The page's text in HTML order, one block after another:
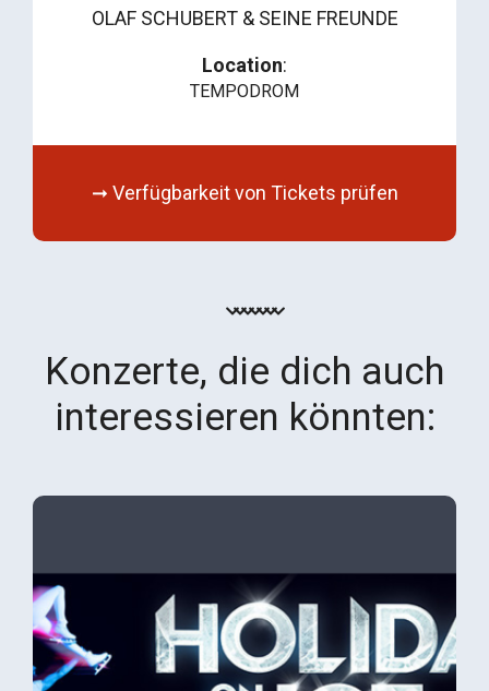
OLAF SCHUBERT & SEINE FREUNDE
Location:
TEMPODROM
➞ Verfügbarkeit von Tickets prüfen
Konzerte, die dich auch
interessieren könnten: